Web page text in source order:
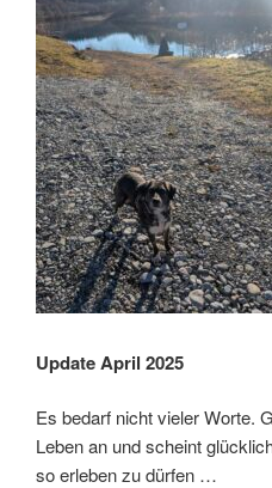
Update April 2025
Es bedarf nicht vieler Worte.
Leben an und scheint
so erleben zu dürfen …